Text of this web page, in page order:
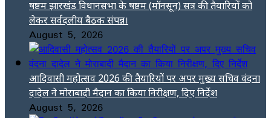
षष्ठम झारखंड विधानसभा के षष्ठम (मॉनसून) सत्र की तैयारियों को
लेकर सर्वदलीय बैठक संपन्न।
August 5, 2026
आदिवासी महोत्सव 2026 की तैयारियों पर अपर मुख्य सचिव वंदना
दादेल ने मोराबादी मैदान का किया निरीक्षण, दिए निर्देश
August 5, 2026